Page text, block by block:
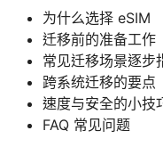
为什么选择 eSIM
迁移前的准备工作
常见迁移场景逐步
跨系统迁移的要点
速度与安全的小技
FAQ 常见问题